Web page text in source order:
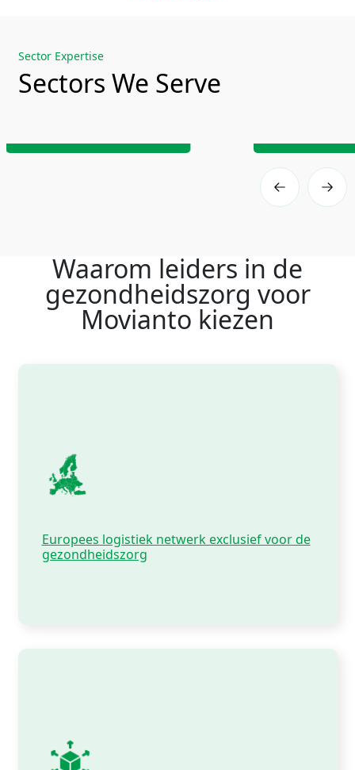
Sector Expertise
Sectors We Serve
Pharmaceuticals
Waarom leiders in de
gezondheidszorg voor
Movianto kiezen
Europees logistiek netwerk exclusief voor de
gezondheidszorg